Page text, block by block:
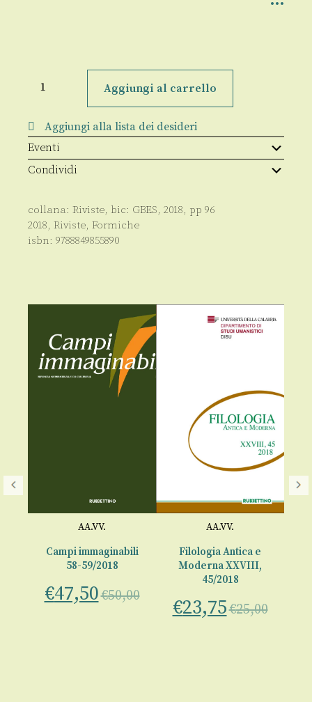
Anno
138
-
07.2018
quantità
Aggiungi al carrello
Aggiungi alla lista dei desideri
Eventi
Condividi
collana: Riviste, bic: GBES, 2018, pp 96
2018, Riviste, Formiche
isbn: 9788849855890
AA.VV.
Campi immaginabili
58-59/2018
€47,50€50,00
AA.VV.
Filologia Antica e
Moderna XXVIII,
45/2018
€23,75€25,00